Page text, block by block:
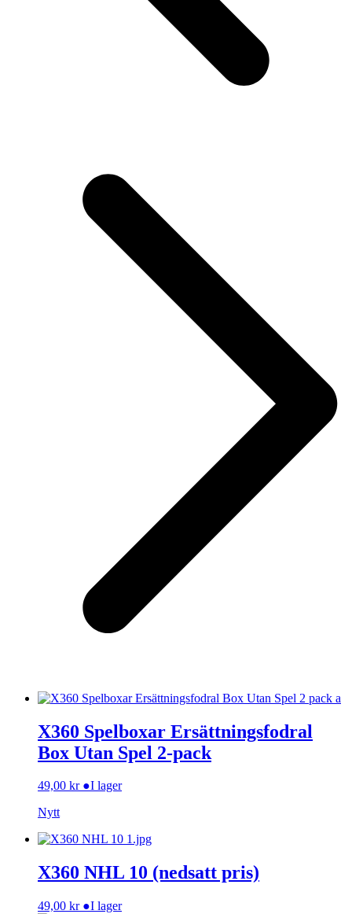
X360 Spelboxar Ersättningsfodral
Box Utan Spel 2-pack
49,00 kr ●I lager
Nytt
X360 NHL 10 (nedsatt pris)
49,00 kr ●I lager